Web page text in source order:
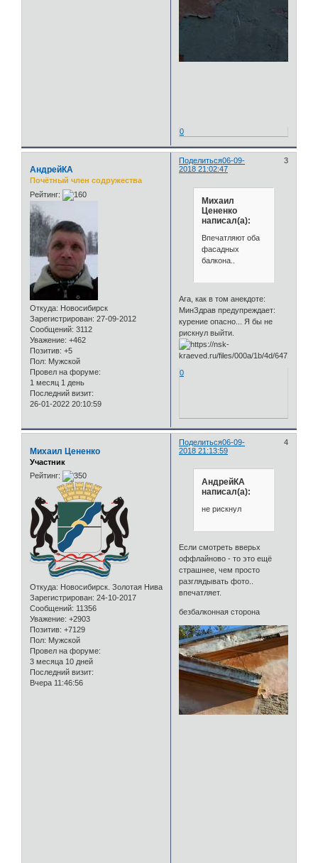
0
Поделиться 3
06-09-
2018 21:02:47
АндрейКА
Почётный член содружества
Рейтинг:
Откуда: Новосибирск
Зарегистрирован: 27-09-2012
Сообщений: 3112
Уважение: +462
Позитив: +5
Пол: Мужской
Провел на форуме:
1 месяц 1 день
Последний визит:
26-01-2022 20:10:59
Михаил
Цененко
написал(а):
Впечатляют оба
фасадных
балкона..
Ага, как в том анекдоте:
МинЗдрав предупреждает:
курение опасно... Я бы не
рискнул выйти.
0
Поделиться 4
06-09-
2018 21:13:59
Михаил Цененко
Участник
Рейтинг:
Откуда: Новосибирск. Золотая Нива
Зарегистрирован: 24-10-2017
Сообщений: 11356
Уважение: +2903
Позитив: +7129
Пол: Мужской
Провел на форуме:
3 месяца 10 дней
Последний визит:
Вчера 11:46:56
АндрейКА
написал(а):
не рискнул
Если смотреть вверьх
оффлайново - то это ещё
страшнее, чем просто
разглядывать фото..
впечатляет.
безбалконная сторона